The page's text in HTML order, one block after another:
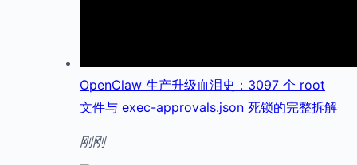
OpenClaw 生产升级血泪史：3097 个 root
文件与 exec-approvals.json 死锁的完整拆解
刚刚